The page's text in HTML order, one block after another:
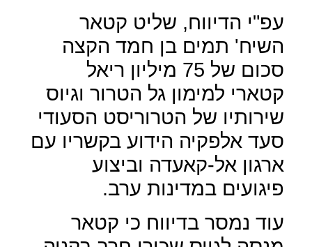
עפ"י הדיווח, שליט קטאר
השיח' תמים בן חמד הקצה
סכום של 75 מיליון ריאל
קטארי למימון גל הטרור וגיוס
שירותיו של הטרוריסט הסעודי
סעד אלפקיה הידוע בקשריו עם
ארגון אל-קאעדה וביצוע
פיגועים במדינות ערב.
עוד נמסר בדיווח כי קטאר